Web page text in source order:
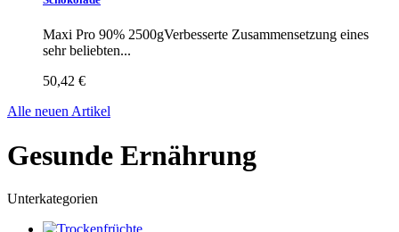
Maxi Pro 90% 2500gVerbesserte Zusammensetzung eines
sehr beliebten...
50,42 €
Alle neuen Artikel
Gesunde Ernährung
Unterkategorien